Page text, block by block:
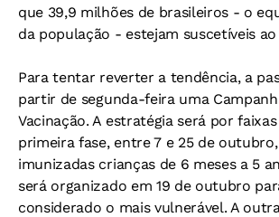
que 39,9 milhões de brasileiros - o
da população - estejam suscetíveis ao
Para tentar reverter a tendência, a
partir de segunda-feira uma
Vacinação. A estratégia será por
primeira fase, entre 7 e 25 de
imunizadas crianças de 6 meses a 5
será organizado em 19 de outubro
considerado o mais vulnerável. A